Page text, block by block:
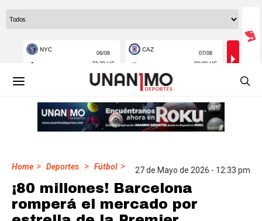
Home > Deportes > Fútbol > 27 de Mayo de 2026 - 12:33 pm
¡80 millones! Barcelona
romperá el mercado por